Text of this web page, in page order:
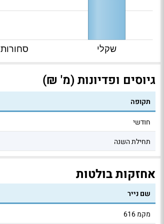
סחורות שקלי
גיוסים ופדיונות (מ' ₪)
תקופה
חודשי
תחילת השנה
אחזקות בולטות
שם נייר
מקמ 616